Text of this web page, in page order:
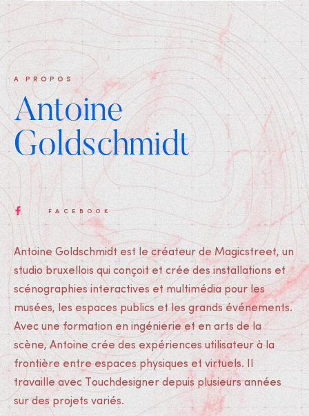
A PROPOS
Antoine
Goldschmidt
FACEBOOK
Antoine Goldschmidt est le créateur de Magicstreet, un
studio bruxellois qui conçoit et crée des installations et
scénographies interactives et multimédia pour les
musées, les espaces publics et les grands événements.
Avec une formation en ingénierie et en arts de la
scène, Antoine crée des expériences utilisateur à la
frontière entre espaces physiques et virtuels. Il
travaille avec Touchdesigner depuis plusieurs années
sur des projets variés.